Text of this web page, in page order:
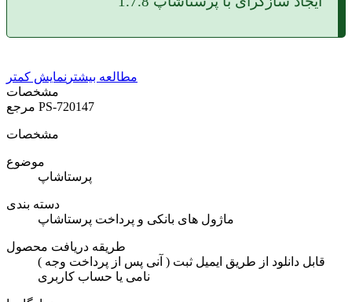
مطالعه بیشتر نمایش کمتر
مشخصات
PS-720147
مشخصات
موضوع
پرستاشاپ
دسته بندی
ماژول های بانکی و پرداخت پرستاشاپ
طریقه دریافت محصول
( آنی پس از پرداخت وجه ) قابل دانلود از طریق ایمیل ثبت
نامی یا حساب کاربری